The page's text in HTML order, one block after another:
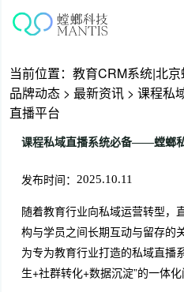
当前位置： 教育CRM系统|北
品牌动态 > 最新资讯 > 课程私
直播平台
课程私域直播系统必备——螳螂
发布时间： 2025.10.11
随着教育行业向私域运营转型，
构与学员之间长期互动与留存的
为专为教育行业打造的私域直播
生+社群转化+数据沉淀”的一体化